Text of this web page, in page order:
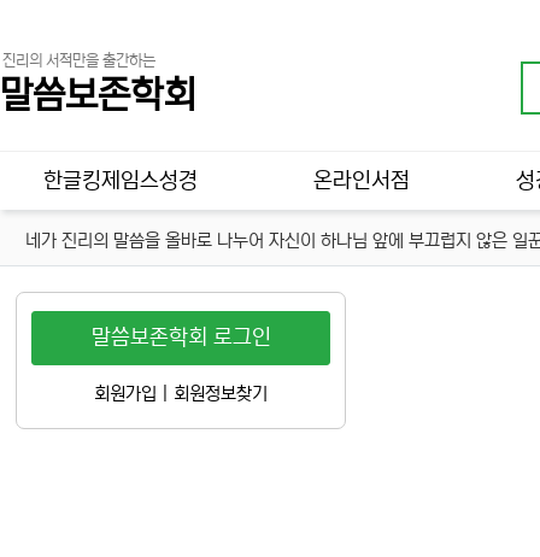
진리의 서적만을 출간하는
말씀보존학회
메인 메뉴
한글킹제임스성경 온라인서점 성
네가 진리의 말씀을 올바로 나누어 자신이 하나님 앞에 부끄럽지 않은
말씀보존학회 로그인
회원가입 회원정보찾기